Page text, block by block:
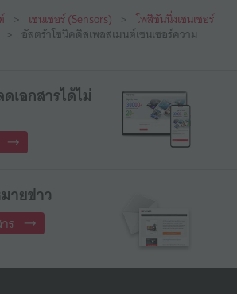
เซนเซอร์ (Sensors) โพสิชันนิ่งเซนเซอร์
อัลตร้าโซนิคดิสเพลสเมนต์เซนเซอร์ความ
เอกสารได้ไม่
ายข่าว
ร